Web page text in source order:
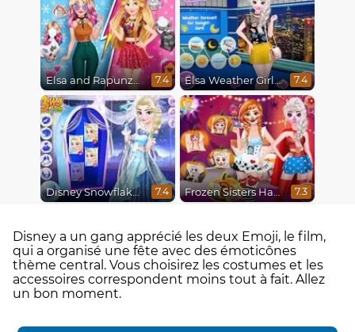
Elsa and Rapunzel Princess Rivalry 7.4 Elsa Weather Girl Fashion 7.4
Disney Snowflakes Winter Ball 7.4 Frozen Sisters Halloween Party 7.3
Disney a un gang apprécié les deux Emoji, le film,
qui a organisé une fête avec des émoticônes
thème central. Vous choisirez les costumes et les
accessoires correspondent moins tout à fait. Allez
un bon moment.